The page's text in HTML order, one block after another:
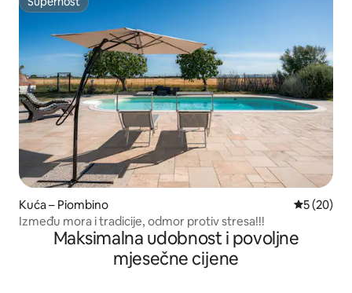
Superhost
Kuća – Piombino Prosječna
5 (20)
Između mora i tradicije, odmor protiv stresa!!!
Maksimalna udobnost i povoljne
mjesečne cijene